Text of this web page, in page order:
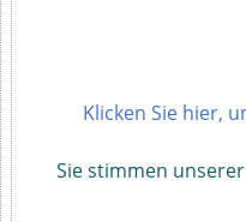
Klicken Sie hier,
Sie stimmen unserer